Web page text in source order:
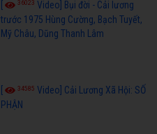
36023 Video] Bụi đời - Cải lương
trước 1975 Hùng Cường, Bạch Tuyết,
Mỹ Châu, Dũng Thanh Lâm
34585 Video] Cải Lương Xã Hội: SỐ
PHẬN